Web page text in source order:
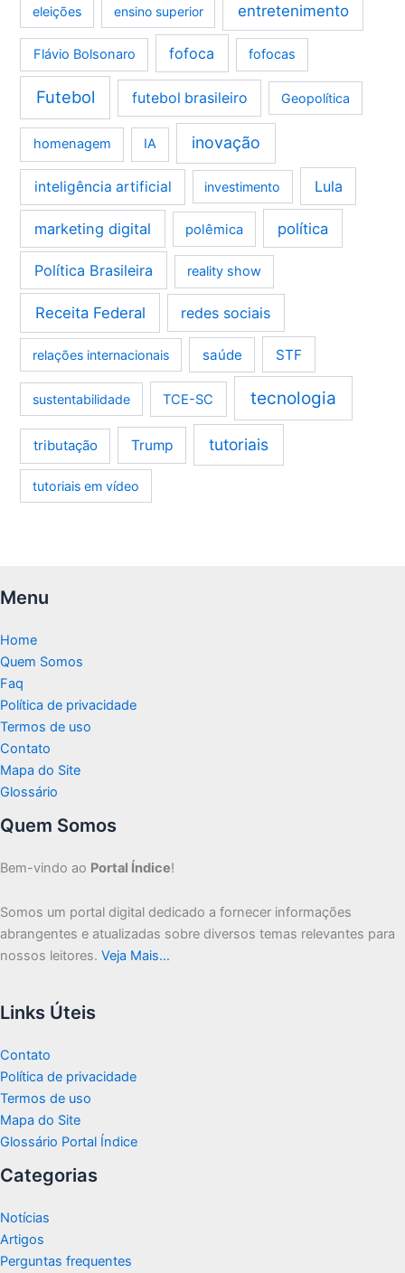
eleições ensino superior entretenimento
Flávio Bolsonaro fofoca fofocas
Futebol futebol brasileiro Geopolítica
homenagem IA inovação
inteligência artificial investimento Lula
marketing digital polêmica política
Política Brasileira reality show
Receita Federal redes sociais
relações internacionais saúde STF
sustentabilidade TCE-SC tecnologia
tributação Trump tutoriais
tutoriais em vídeo
Menu
Home
Quem Somos
Faq
Política de privacidade
Termos de uso
Contato
Mapa do Site
Glossário
Quem Somos
Bem-vindo ao Portal Índice!
Somos um portal digital dedicado a fornecer informações
abrangentes e atualizadas sobre diversos temas relevantes para
nossos leitores. Veja Mais…
Links Úteis
Contato
Política de privacidade
Termos de uso
Mapa do Site
Glossário Portal Índice
Categorias
Notícias
Artigos
Perguntas frequentes